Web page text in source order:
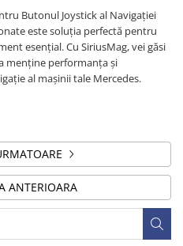
Butonul Joystick al Navigației
este soluția perfectă pentru
esențial. Cu SiriusMag, vei găsi
menține performanța și
al mașinii tale Mercedes.
ANTERIOARA